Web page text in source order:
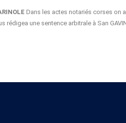
Dans les actes notariés corses on
rédigea une sentence arbitrale à San